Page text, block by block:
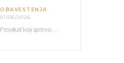
OBAVESTENJA
01/06/2026
Projekat koji sprovodi Američka privredna komora uz podrŝku kompanije Philip Morris International, sa ciljem povezivanja…